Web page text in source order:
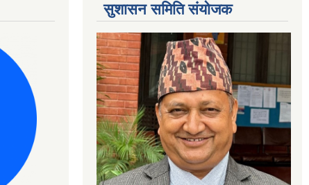
सुशासन समिति संयोजक